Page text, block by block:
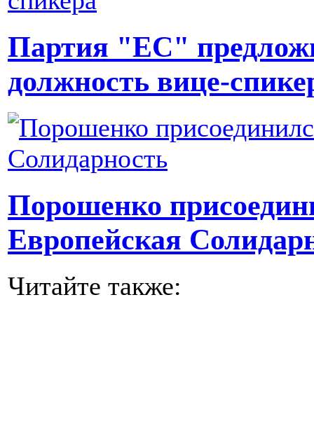
Партия "ЕС"
должность вице-
Порошенко
Европейская
Читайте также: